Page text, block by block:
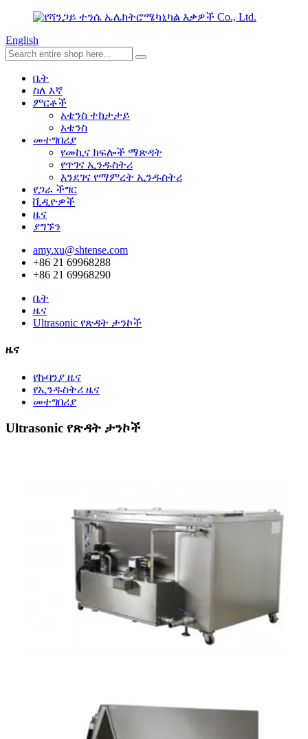
English
ቤት
ስለ እኛ
ምርቶች
አቴንስ ተከታታይ
አቴንስ
መተግበሪያ
የመኪና ክፍሎች ማጽዳት
የጥገና ኢንዱስትሪ
እንደገና የማምረት ኢንዱስትሪ
የጋራ ችግር
ቪዲዮዎች
ዜና
ያግኙን
amy.xu@shtense.com
+86 21 69968288
+86 21 69968290
ቤት
ዜና
Ultrasonic የጽዳት ታንኮች
ዜና
የኩባንያ ዜና
የኢንዱስትሪ ዜና
መተግበሪያ
Ultrasonic የጽዳት ታንኮች